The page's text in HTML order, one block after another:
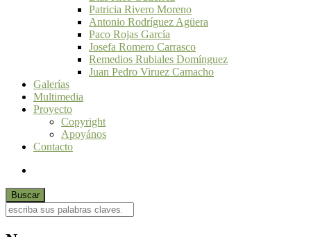
Patricia Rivero Moreno
Antonio Rodríguez Agüera
Paco Rojas García
Josefa Romero Carrasco
Remedios Rubiales Domínguez
Juan Pedro Viruez Camacho
Galerías
Multimedia
Proyecto
Copyright
Apoyános
Contacto